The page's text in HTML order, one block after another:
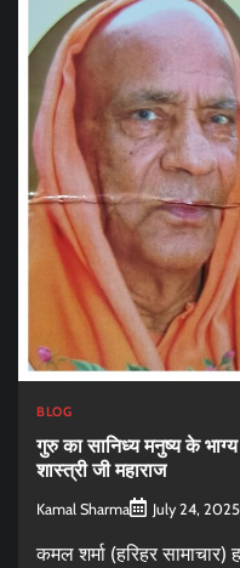
BLOG
गुरु का सानिध्य मनुष्य के
शास्त्री जी महाराज
Kamal Sharma July 24, 2025
कमल शर्मा (हरिहर